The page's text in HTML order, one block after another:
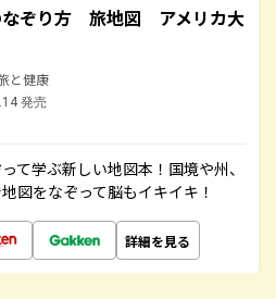
なぞり方 旅地図 アメリカ大
と健康
発売
て学ぶ新しい地図本！国境や州、
図をなぞって脳もイキイキ！
詳細を見る